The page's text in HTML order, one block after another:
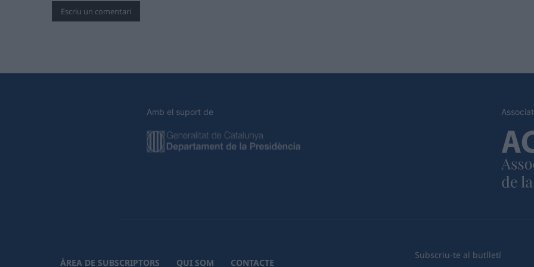
Amb el suport de
ÀREA DE SUBSCRIPTORS QUI SOM CONTACTE
Subscriu-te al butlletí